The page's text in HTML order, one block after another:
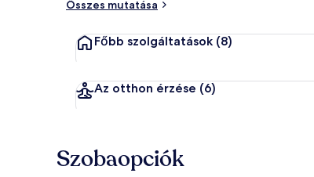
Összes mutatása
Főbb szolgáltatások (8)
Az otthon érzése (6)
Szobaopciók